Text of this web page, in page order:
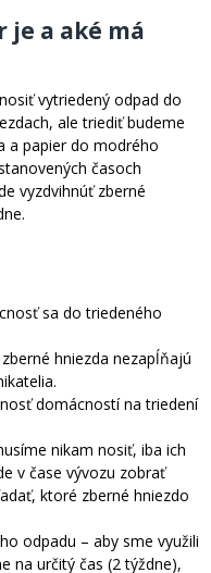
je a aké má
vytriedený odpad do
ale triediť budeme
a papier do modrého
časoch
vyzdvihnúť zberné
sa do triedeného
hniezda nezapĺňajú
domácností na triedení
nikam nosiť, iba ich
v čase vývozu zobrať
ktoré zberné hniezdo
odpadu – aby sme využili
na určitý čas (2 týždne),